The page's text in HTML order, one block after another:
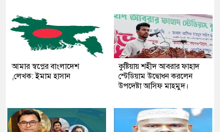
আমার স্বপ্নের বাংলাদেশ
,লেখক: ইমাম হাসান
কুষ্টিয়ায় শহীদ আবরার ফাহাদ
স্টেডিয়াম উদ্বোধন করলেন
উপদেষ্টা আসিফ মাহমুদ।